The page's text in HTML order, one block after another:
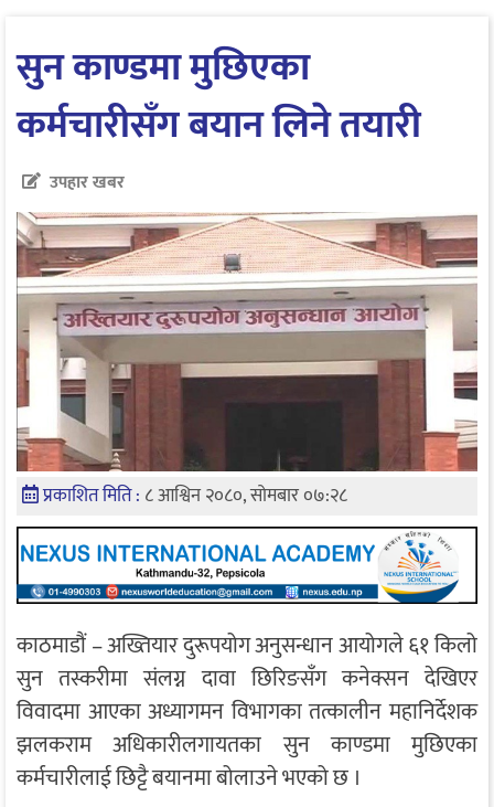
सुन काण्डमा मुछिएका
कर्मचारीसँग बयान लिने तयारी
उपहार खबर
प्रकाशित मिति : ८ आश्विन २०८०, सोमबार ०७:२८
काठमाडौं – अख्तियार दुरूपयोग अनुसन्धान आयोगले ६१ किलो
सुन तस्करीमा संलग्न दावा छिरिङसँग कनेक्सन देखिएर
विवादमा आएका अध्यागमन विभागका तत्कालीन महानिर्देशक
झलकराम अधिकारीलगायतका सुन काण्डमा मुछिएका
कर्मचारीलाई छिट्टै बयानमा बोलाउने भएको छ ।